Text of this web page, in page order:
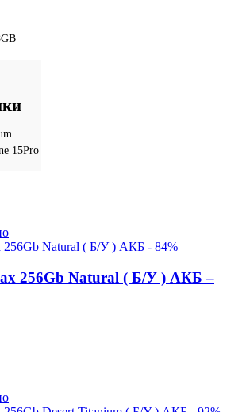
15Pro
256Gb Natural ( Б/У ) АКБ –